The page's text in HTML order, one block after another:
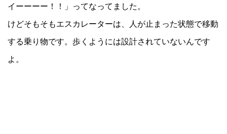
イーーーー！！」ってなってました。
けどそもそもエスカレーターは、人が止まった状態で移動
する乗り物です。歩くようには設計されていないんです
よ。